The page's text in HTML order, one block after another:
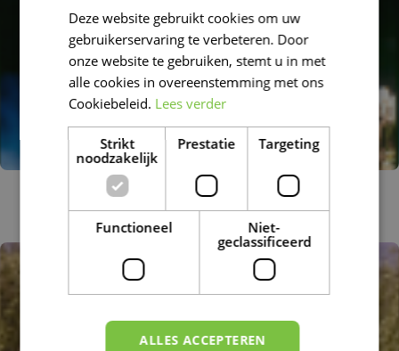
Ruwe smele
Deze website gebruikt cookies om uw
gebruikerservaring te verbeteren. Door
onze website te gebruiken, stemt u in met
alle cookies in overeenstemming met ons
Cookiebeleid. Lees verder
Strikt
noodzakelijk
Prestatie Targeting
Functioneel
Niet-
geclassificeerd
ALLES ACCEPTEREN